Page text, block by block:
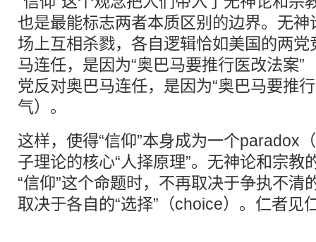
也是最能标志两者本质区别的边界。无神
场上互相杀戮，各自逻辑恰如美国的两
马连任，是因为“奥巴马要推行医改法案”
党反对奥巴马连任，是因为“奥巴马要推
气）。
这样，使得“信仰”本身成为一个paradox
子理论的核心“人择原理”。无神论和宗教
“信仰”这个命题时，不再取决于争执不清
取决于各自的“选择”（choice）。仁者见